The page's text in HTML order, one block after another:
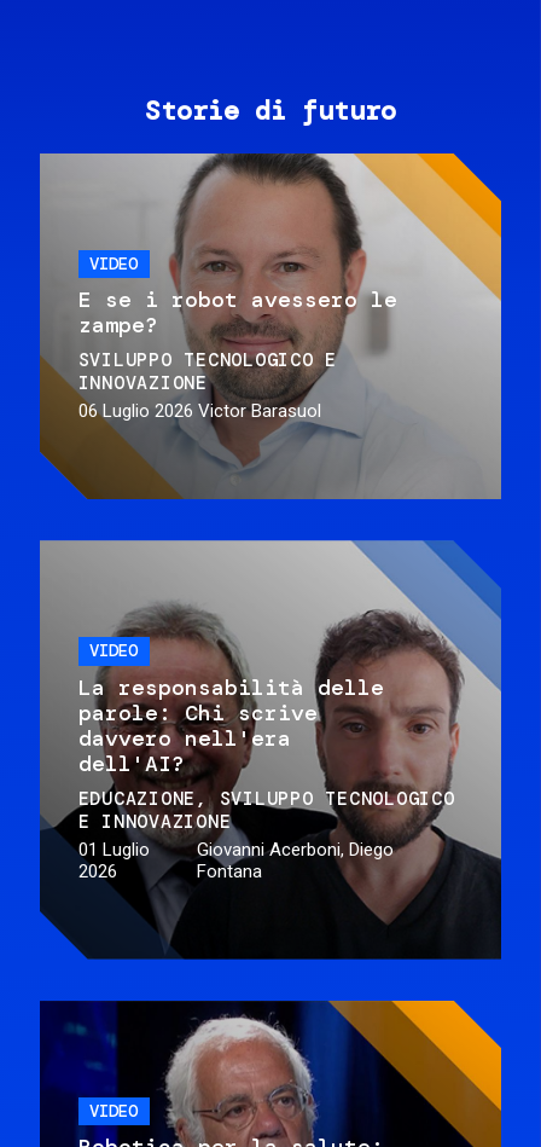
Storie di futuro
VIDEO
E se i robot avessero le
zampe?
SVILUPPO TECNOLOGICO E
INNOVAZIONE
06 Luglio 2026 Victor Barasuol
VIDEO
La responsabilità delle
parole: Chi scrive
davvero nell'era
dell'AI?
EDUCAZIONE
SVILUPPO TECNOLOGICO
E INNOVAZIONE
01 Luglio
2026
Giovanni Acerboni, Diego
Fontana
VIDEO